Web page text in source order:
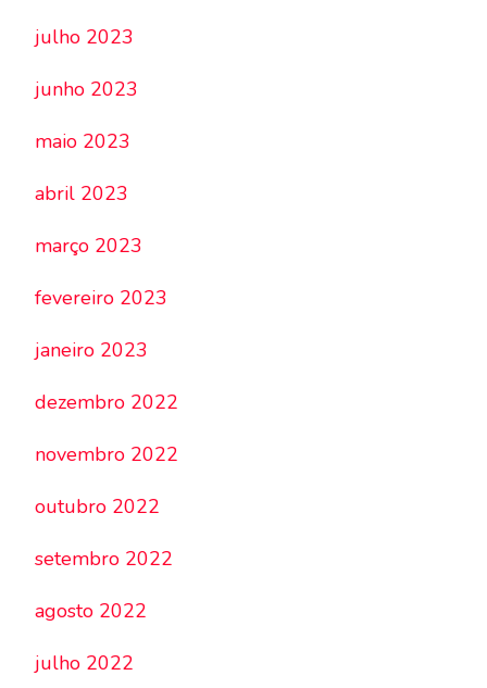
julho 2023
junho 2023
maio 2023
abril 2023
março 2023
fevereiro 2023
janeiro 2023
dezembro 2022
novembro 2022
outubro 2022
setembro 2022
agosto 2022
julho 2022